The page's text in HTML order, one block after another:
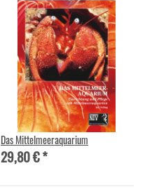
Das Mittelmeeraquarium
29,80 €*